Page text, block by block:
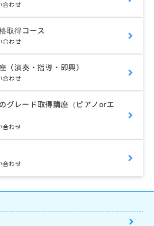
合わせ
取得コース
合わせ
（演奏・指導・即興）
合わせ
グレード取得講座（ピアノorエ
合わせ
合わせ